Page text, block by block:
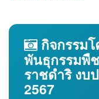
กิจกรรม
พันธุกรรมพื
ราชดำริ งบ
2567